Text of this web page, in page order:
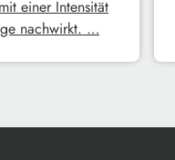
einer Intensität
nachwirkt. …